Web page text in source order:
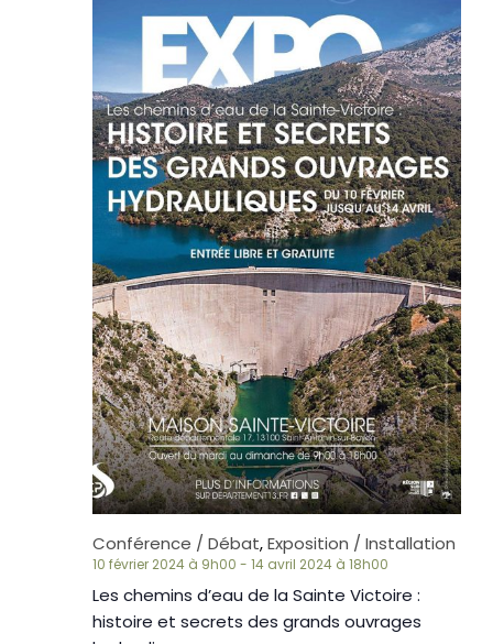
Conférence / Débat,Exposition / Installation
Les chemins d’eau de la Sainte Victoire :
histoire et secrets des grands ouvrages
10 février 2024 à 9h00 - 14 avril 2024 à 18h00